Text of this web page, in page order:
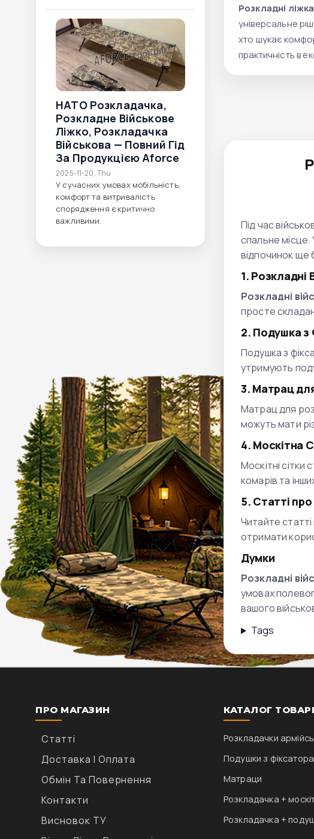
Розкладні
універсальне
хто шукає
практичність в
Під час
спальне місце.
відпочинок ще
1. Розкладні
Розкладні
просте
2. Подушка з
Подушка з
утримують
3. Матрац
Матрац для
можуть мати
4. Москітна
Москітні
комарів та
5. Статті
Читайте статті
отримати
Думки
Розкладні
умовах
вашого
Tags
НАТО Розкладачка,
Розкладне Військове
Ліжко, Розкладачка
Військова — Повний Гід
За Продукцією Aforce
2025-11-20, Thu
У сучасних умовах мобільність,
комфорт та витривалість
спорядження є критично
важливими.
ПРО МАГАЗИН
Статті
Доставка І Оплата
Обмін Та Повернення
Контакти
Висновок ТУ
КАТАЛОГ
Розкладачки
Подушки з
Матраци
Розкладачка +
Розкладачка +